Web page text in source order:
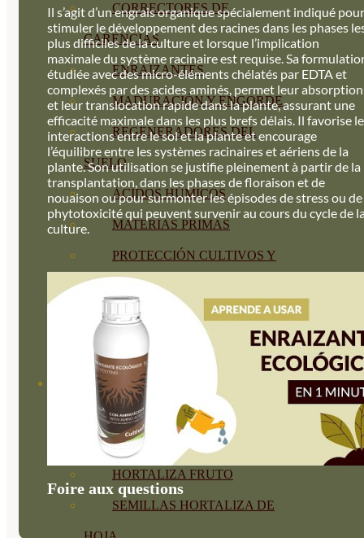
CORRECTORES DE
CARENCIAS
ENRAIZANTES
MADURACIÓN Y ENGORDE
REGENERADORES DEL
SUELO
ÁCIDOS HÚMICOS
MATERIAS PRIMAS
PROTECCIÓN CULTIVOS Y
PLANTAS
PLANTAS INTERIOR
GROWPUNCH
SEMILLAS
VER TODAS
BIODINÁMICAS DEMETER
HORTALIZA FRUTO
SEMILLAS HORTALIZA DE
Il s’agit d’un engrais organique spécialement indiqué pour
stimuler le développement des racines dans les phases
plus difficiles de la culture et lorsque l’implication
maximale du système racinaire est requise. Sa
étudiée avec des micro-éléments chélatés par EDTA et
complexés par des acides aminés, permet leur absorption
et leur translocation rapide dans la plante, assurant une
efficacité maximale dans les plus brefs délais. Il favorise
interactions entre le sol et la plante et encourage
l’équilibre entre les systèmes racinaires et aériens de la
plante. Son utilisation se justifie pleinement à partir de la
transplantation, dans les phases de floraison et de
nouaison ou pour surmonter les épisodes de stress ou de
phytotoxicité qui peuvent survenir au cours du cycle de
culture.
Foire aux questions